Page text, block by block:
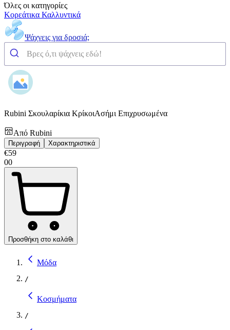
Όλες οι κατηγορίες
Κορεάτικα Καλλυντικά
Ψάχνεις για δροσιά;
Rubini Σκουλαρίκια ΚρίκοιΑσήμι Επιχρυσωμένα
Από Rubini
Περιγραφή Χαρακτηριστικά
€59
00
Προσθήκη στο καλάθι
Μόδα
/
Κοσμήματα
/